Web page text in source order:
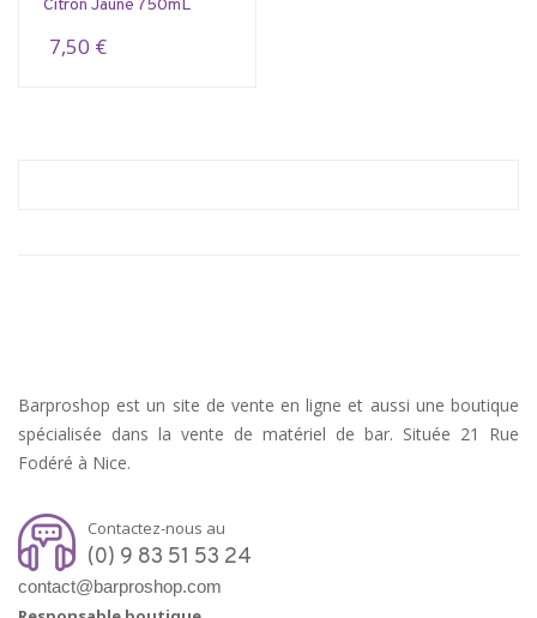
Citron Jaune 750mL
7,50 €
Barproshop est un site de vente en ligne et aussi une boutique
spécialisée dans la vente de matériel de bar. Située 21 Rue
Fodéré à Nice.
Contactez-nous au
(0) 9 83 51 53 24
contact@barproshop.com